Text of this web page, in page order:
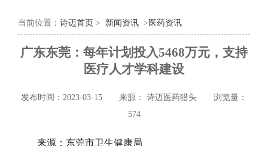
当前位置： 诗迈首页 > 新闻资讯 > 医药资讯
广东东莞：每年计划投入5468万元，支持
医疗人才学科建设
发布时间：2023-03-15 来源： 诗迈医药猎头
浏览量：
574
来源：东莞市卫生健康局